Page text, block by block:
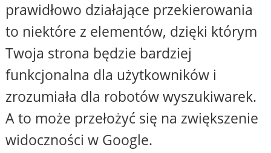
prawidłowo działające przekierowania
to niektóre z elementów, dzięki którym
Twoja strona będzie bardziej
funkcjonalna dla użytkowników i
zrozumiała dla robotów wyszukiwarek.
A to może przełożyć się na zwiększenie
widoczności w Google.